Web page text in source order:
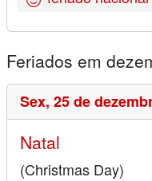
Feriados em
Sex, 25 de
Natal
(Christmas Day)